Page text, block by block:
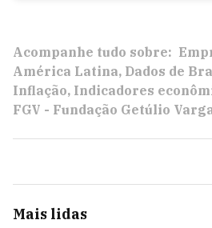
Acompanhe tudo sobre:
América Latina Dados de
Inflação Indicadores
FGV - Fundação Getúlio
Mais lidas